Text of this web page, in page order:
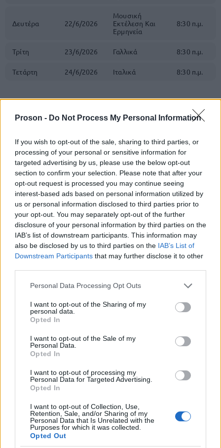
Proson - Do Not Process My Personal Information
If you wish to opt-out of the sale, sharing to third parties, or
processing of your personal or sensitive information for
targeted advertising by us, please use the below opt-out
section to confirm your selection. Please note that after your
opt-out request is processed you may continue seeing
interest-based ads based on personal information utilized by
us or personal information disclosed to third parties prior to
your opt-out. You may separately opt-out of the further
disclosure of your personal information by third parties on the
IAB’s list of downstream participants. This information may
also be disclosed by us to third parties on the IAB’s List of
Downstream Participants that may further disclose it to other
Please note that this website/app uses one or more Google
not limited to your visit or usage behaviour. You may click to
grant or deny consent to Google and its third-party tags to
use your data for below specified purposes in below Google
consent section.
Personal Data Processing Opt Outs
I want to opt-out of the Sharing of my
personal data.
Opted In
I want to opt-out of the Sale of my
Personal Data.
Opted In
I want to opt-out of processing my
Personal Data for Targeted Advertising.
Opted In
I want to opt-out of Collection, Use,
Retention, Sale, and/or Sharing of my
Personal Data that Is Unrelated with the
Purposes for which it was collected.
Opted Out
Δευτέρα 22/6/2026
Μουσική
Εκτέλεση Και
Ερμηνεία
8:30 π.μ.
Τρίτη 23/6/2026 Γαλλικά 8:30 π.μ.
Τετάρτη 24/6/2026 Ιταλικά 8:30 π.μ.
εξετάσεων 2026 ημερήσιων και εσπερινών ΕΠΑΛ
Ημέρα Ημερ/νία Εξεταζόμενα Μαθήματα
Τρίτη 9/6/2026
- Υγιεινή
- Ναυτικό Δίκαιο
-Διεθνείς Κανονισμοί στη
Ναυτιλία-Εφαρμογές
- Αρχές Οργάνωσης και
Διοίκησης (ΑΟΔ)
- Στοιχεία Μηχανών
Πέμπτη 11/6/2026
- Ηλεκτρικές Μηχανές
Επιχειρήσεις
- Ναυσιπλοΐα IΙ
- Ναυτικές Μηχανές
Σάββατο 13/6/2026
- Μηχανές Εσωτερικής Καύσης IΙ
(Μεκ IΙ)
Δευτέρα 15/6/2026
- Στοιχεία Ψύξης-Κλιματισμού
- Κινητήρες Αεροσκαφών
Ως ώρα έναρξης εξέτασης ορίζεται η
υποψήφιοι πρέπει να προσέρχονται στις αίθουσες